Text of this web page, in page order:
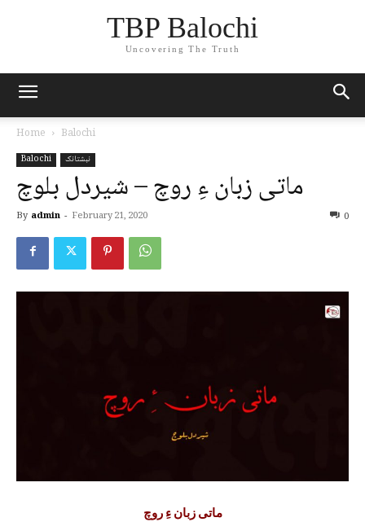
TBP Balochi
Uncovering The Truth
Home Balochi
Balochi نبشتانک
ماتی زبان ءِ روچ – شیردل بلوچ
By admin - February 21, 2020 0
ماتی زبان ءِ روچ